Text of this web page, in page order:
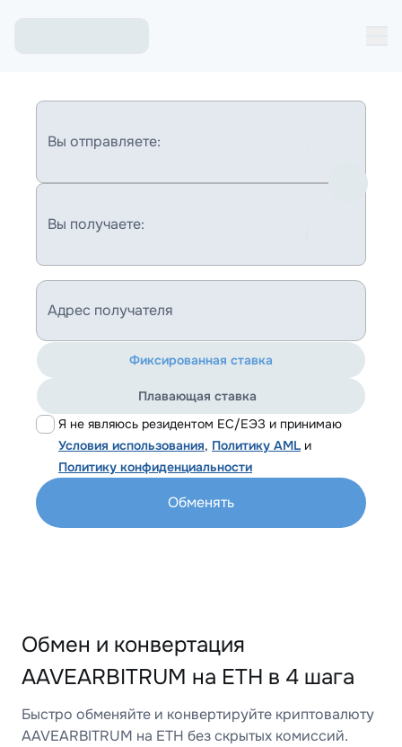
Вы отправляете:
Вы получаете:
Адрес получателя
Я не являюсь резидентом ЕС/ЕЭЗ и принимаю
Условия использования, Политику AML и
Политику конфиденциальности
Фиксированная ставка
Плавающая ставка
Обменять
Обмен и конвертация
AAVEARBITRUM на ETH в 4 шага
Быстро обменяйте и конвертируйте криптовалюту
AAVEARBITRUM на ETH без скрытых комиссий.